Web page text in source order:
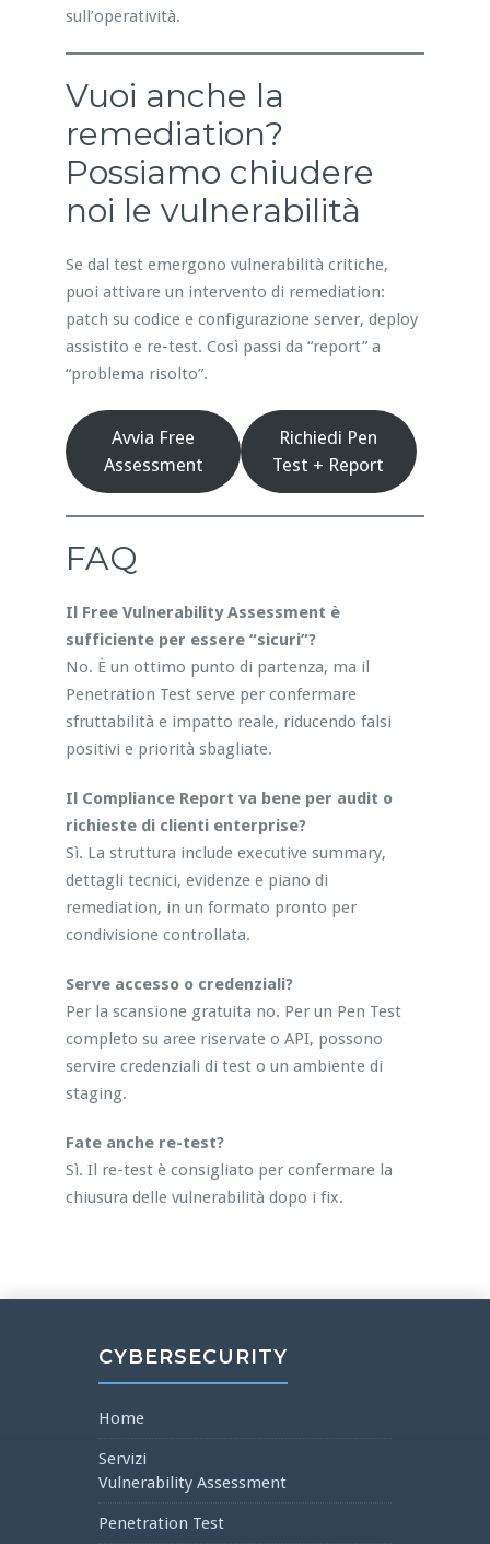
sull’operatività.
Vuoi anche la
remediation?
Possiamo chiudere
noi le vulnerabilità
Se dal test emergono vulnerabilità critiche,
puoi attivare un intervento di remediation:
patch su codice e configurazione server, deploy
assistito e re-test. Così passi da “report” a
“problema risolto”.
Avvia Free
Assessment
Richiedi Pen
Test + Report
FAQ
Il Free Vulnerability Assessment è
sufficiente per essere “sicuri”?
No. È un ottimo punto di partenza, ma il
Penetration Test serve per confermare
sfruttabilità e impatto reale, riducendo falsi
positivi e priorità sbagliate.
Il Compliance Report va bene per audit o
richieste di clienti enterprise?
Sì. La struttura include executive summary,
dettagli tecnici, evidenze e piano di
remediation, in un formato pronto per
condivisione controllata.
Serve accesso o credenziali?
Per la scansione gratuita no. Per un Pen Test
completo su aree riservate o API, possono
servire credenziali di test o un ambiente di
staging.
Fate anche re-test?
Sì. Il re-test è consigliato per confermare la
chiusura delle vulnerabilità dopo i fix.
CYBERSECURITY
Home
Servizi
Vulnerability Assessment
Penetration Test